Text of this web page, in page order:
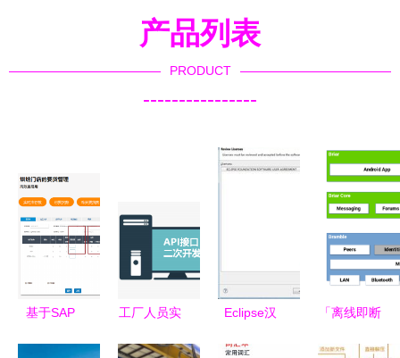
产品列表
PRODUCT
----------------
基于SAP
工厂人员实
Eclipse汉
「离线即断